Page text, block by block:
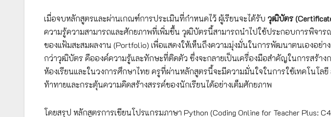
เมื่อจบหลักสูตรและผ่านเกณฑ์การประเมินที่กำหนดไว้ ผู้เรียนจะได้รับ วุฒิบัตร
ความรู้ความสามารถและศักยภาพที่เพิ่มขึ้น วุฒิบัตรนี้สามารถนำไปใช้ประกอบการพิจา
ของแฟ้มสะสมผลงาน (Portfolio) เพื่อแสดงให้เห็นถึงความมุ่งมั่นในการพัฒนาตนเองอย่า
กว่าวุฒิบัตร คือองค์ความรู้และทักษะที่ติดตัว ซึ่งจะกลายเป็นเครื่องมือสำคัญในการสร้าง
ห้องเรียนและในวงการศึกษาไทย ครูที่ผ่านหลักสูตรนี้จะมีความมั่นใจในการใช้เทคโนโล
ท้าทายและกระตุ้นความคิดสร้างสรรค์ของนักเรียนได้อย่างเต็มศักยภาพ
โดยสรุป หลักสูตรการเขียนโปรแกรมภาษา Python (Coding Online for Teacher Plus: